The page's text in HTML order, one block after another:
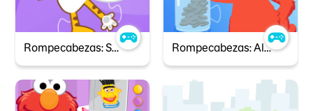
Rompecabezas: Sueña en grande Rompecabezas: Alcanzar metas